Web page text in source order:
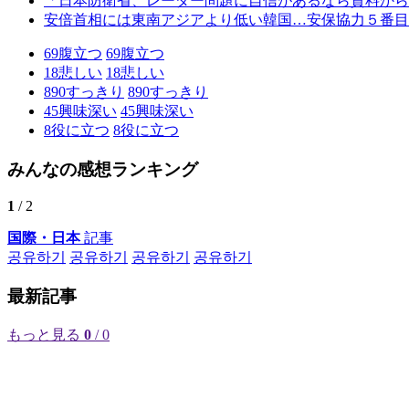
安倍首相には東南アジアより低い韓国…安保協力５番
69腹立つ 69腹立つ
18悲しい 18悲しい
890すっきり 890すっきり
45興味深い 45興味深い
8役に立つ 8役に立つ
みんなの感想ランキング
1 / 2
国際・日本記事
공유하기
공유하기 공유하기 공유하기
最新記事
もっと見る 0 / 0